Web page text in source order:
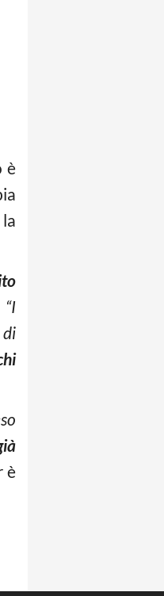
è
“I
di
è